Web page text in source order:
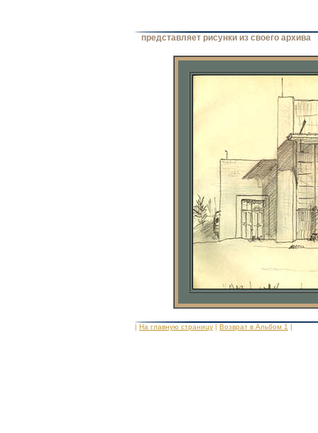
представляет рисунки из своего архива
| На главную страницу | Возврат в Альбом 1 |